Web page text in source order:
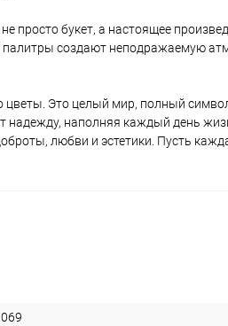
просто букет, а настоящее
палитры создают неподражаемую
цветы. Это целый мир, полный
надежду, наполняя каждый день
любви и эстетики. Пусть